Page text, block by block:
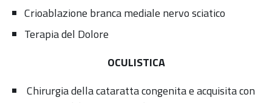
Crioablazione branca mediale nervo sciatico
Terapia del Dolore
OCULISTICA
Chirurgia della cataratta congenita e acquisita con